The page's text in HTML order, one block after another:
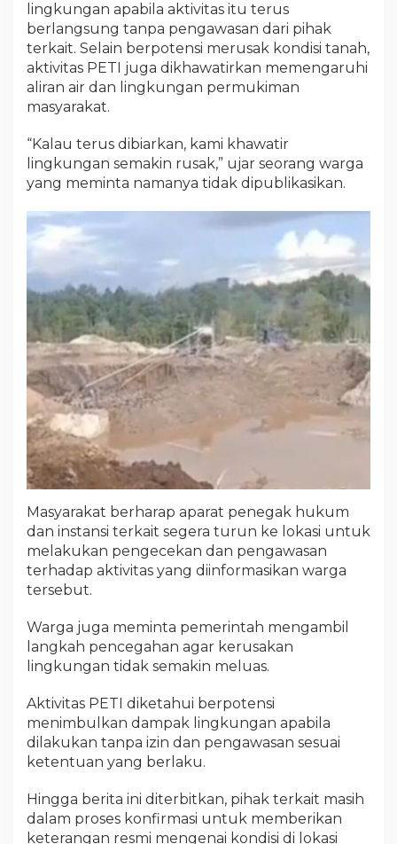
lingkungan apabila aktivitas itu terus
berlangsung tanpa pengawasan dari pihak
terkait. Selain berpotensi merusak kondisi tanah,
aktivitas PETI juga dikhawatirkan memengaruhi
aliran air dan lingkungan permukiman
masyarakat.
“Kalau terus dibiarkan, kami khawatir
lingkungan semakin rusak,” ujar seorang warga
yang meminta namanya tidak dipublikasikan.
Masyarakat berharap aparat penegak hukum
dan instansi terkait segera turun ke lokasi untuk
melakukan pengecekan dan pengawasan
terhadap aktivitas yang diinformasikan warga
tersebut.
Warga juga meminta pemerintah mengambil
langkah pencegahan agar kerusakan
lingkungan tidak semakin meluas.
Aktivitas PETI diketahui berpotensi
menimbulkan dampak lingkungan apabila
dilakukan tanpa izin dan pengawasan sesuai
ketentuan yang berlaku.
Hingga berita ini diterbitkan, pihak terkait masih
dalam proses konfirmasi untuk memberikan
keterangan resmi mengenai kondisi di lokasi